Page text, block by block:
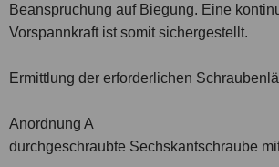
Beanspruchung auf Biegung. Eine
Vorspannkraft ist somit sichergestellt.
Ermittlung der erforderlichen
Anordnung A
durchgeschraubte Sechskantschraube